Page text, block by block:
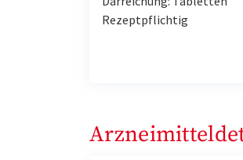
Rezeptpflichtig